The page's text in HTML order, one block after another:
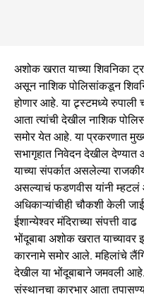
अशोक खरात याच्या शिवनिका
असून नाशिक पोलिसांकडून
होणार आहे. या ट्र्स्टमध्ये
आता त्यांची देखील नाशिक
समोर येत आहे. या प्रकरणात
सभागृहात निवेदन देखील देण्यात
याच्या संपर्कात असलेल्या
असल्याचं फडणवीस यांनी
अधिकाऱ्यांचीही चौकशी केली
ईशान्येश्वर मंदिराच्या संपत्ती वाढ
भोंदूबाबा अशोक खरात
कारनामे समोर आले. महिलांचे
देखील या भोंदूबाबाने जमवली
संस्थानचा कारभार आता